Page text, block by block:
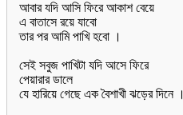
আবার যদি আসি ফিরে আকাশ বেয়ে
এ বাতাসে রয়ে যাবো
তার পর আমি পাখি হবো ।
সেই সবুজ পাখিটা যদি আসে ফিরে
পেয়ারার ডালে
যে হারিয়ে গেছে এক বৈশাখী ঝড়ের দিনে ।